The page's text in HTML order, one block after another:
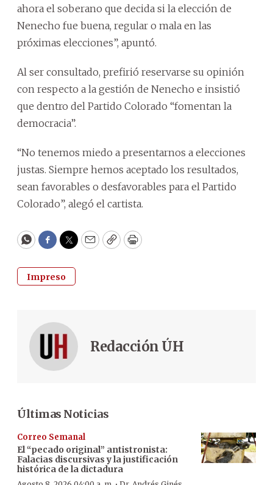
ahora el soberano que decida si la elección de
Nenecho fue buena, regular o mala en las
próximas elecciones”, apuntó.
Al ser consultado, prefirió reservarse su opinión
con respecto a la gestión de Nenecho e insistió
que dentro del Partido Colorado “fomentan la
democracia”.
“No tenemos miedo a presentarnos a elecciones
justas. Siempre hemos aceptado los resultados,
sean favorables o desfavorables para el Partido
Colorado”, alegó el cartista.
WhatsApp
Facebook
Twitter
EmailCopyPrint
Impreso
Redacción ÚH
Últimas Noticias
Correo Semanal
El “pecado original” antistronista:
Falacias discursivas y la justificación
histórica de la dictadura